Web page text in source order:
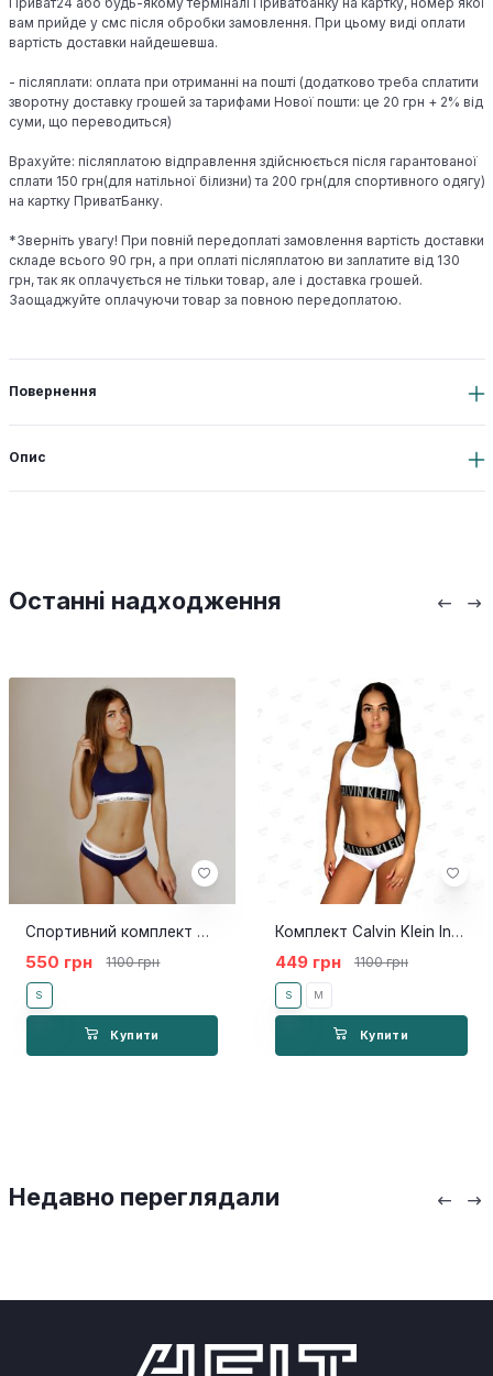
вам прийде у смс після обробки замовлення. При цьому виді оплати
вартість доставки найдешевша.
- післяплати: оплата при отриманні на пошті (додатково треба сплатити
зворотну доставку грошей за тарифами Нової пошти: це 20 грн + 2% від
суми, що переводиться)
Врахуйте: післяплатою відправлення здійснюється після гарантованої
сплати 150 грн(для натільної білизни) та 200 грн(для спортивного одягу)
на картку ПриватБанку.
*Зверніть увагу! При повній передоплаті замовлення вартість доставки
складе всього 90 грн, а при оплаті післяплатою ви заплатите від 130
грн, так як оплачується не тільки товар, але і доставка грошей.
Заощаджуйте оплачуючи товар за повною передоплатою.
Повернення
Опис
Останні надходження
Спортивний комплект Calvin Klein Топ Труси синій
550 грн 1100 грн
S
Купити
Комплект Calvin Klein Intense Power білий з чорною гумкою
449 грн 1100 грн
S M
Купити
Недавно переглядали